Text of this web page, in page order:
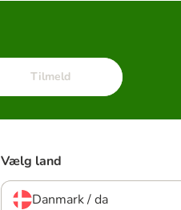
Tilmeld
Vælg land
Danmark / da